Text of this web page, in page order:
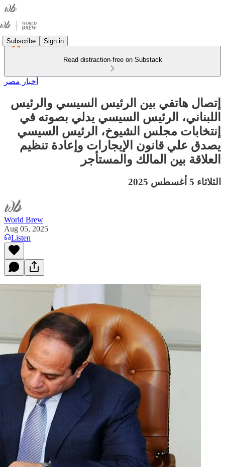
Subscribe Sign in
Read distraction-free on Substack
أخبار مصر
إتصال هاتفي بين الرئيس السيسي والرئيس
اللبناني، الرئيس السيسي يدلي بصوته في
إنتخابات مجلس الشيوخ، الرئيس السيسي
يصدق علي قانون الإيجارات وإعادة تنظيم
العلاقة بين المالك والمستأجر
الثلاثاء 5 أغسطس 2025
World Brew
Aug 05, 2025
Listen